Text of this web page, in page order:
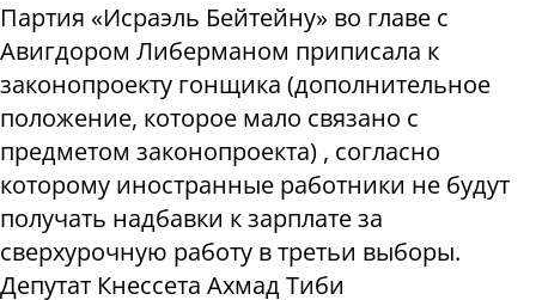
Партия «Исраэль Бейтейну» во главе с
Авигдором Либерманом приписала к
законопроекту гонщика (дополнительное
положение, которое мало связано с
предметом законопроекта) , согласно
которому иностранные работники не будут
получать надбавки к зарплате за
сверхурочную работу в третьи выборы.
Депутат Кнессета Ахмад Тиби